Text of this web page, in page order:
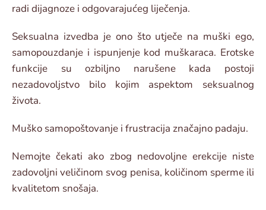
radi dijagnoze i odgovarajućeg liječenja.
Seksualna izvedba je ono što utječe na muški ego,
samopouzdanje i ispunjenje kod muškaraca. Erotske
funkcije su ozbiljno narušene kada postoji
nezadovoljstvo bilo kojim aspektom seksualnog
života.
Muško samopoštovanje i frustracija značajno padaju.
Nemojte čekati ako zbog nedovoljne erekcije niste
zadovoljni veličinom svog penisa, količinom sperme ili
kvalitetom snošaja.